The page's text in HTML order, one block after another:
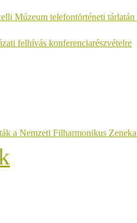
Múzeum telefontörténeti tárlatán
felhívás konferenciarészvételre
a Nemzeti Filharmonikus